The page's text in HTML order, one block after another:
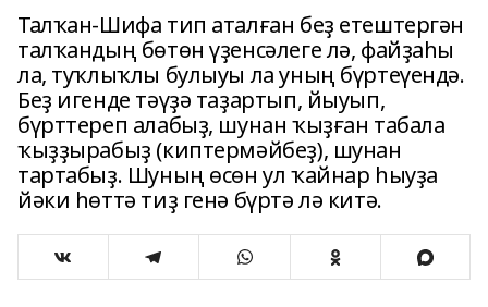
Талҡан-Шифа тип аталған беҙ етештергән
талҡандың бөтөн үҙенсәлеге лә, файҙаһы
ла, туҡлыҡлы булыуы ла уның бүртеүендә.
Беҙ игенде тәүҙә таҙартып, йыуып,
бүрттереп алабыҙ, шунан ҡыҙған табала
ҡыҙҙырабыҙ (киптермәйбеҙ), шунан
тартабыҙ. Шуның өсөн ул ҡайнар һыуҙа
йәки һөттә тиҙ генә бүртә лә китә.